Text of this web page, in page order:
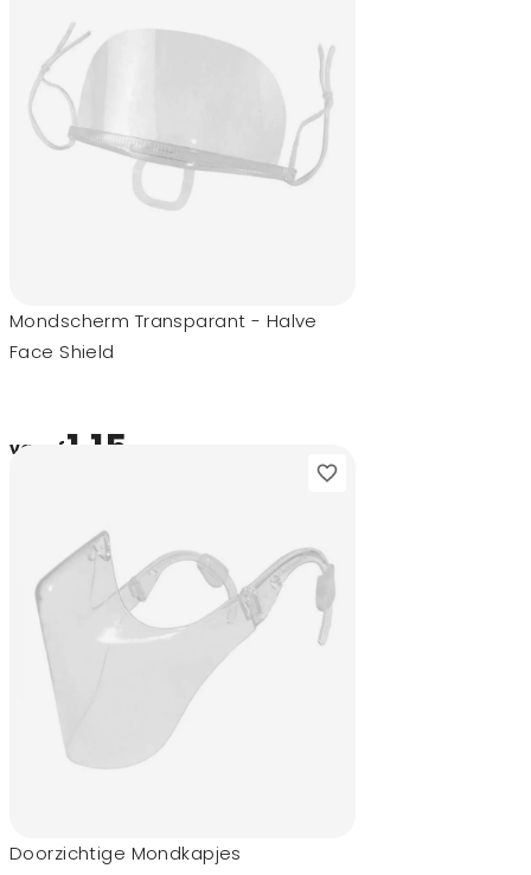
Mondscherm Transparant - Halve
Face Shield
vanaf1,15
Doorzichtige Mondkapjes